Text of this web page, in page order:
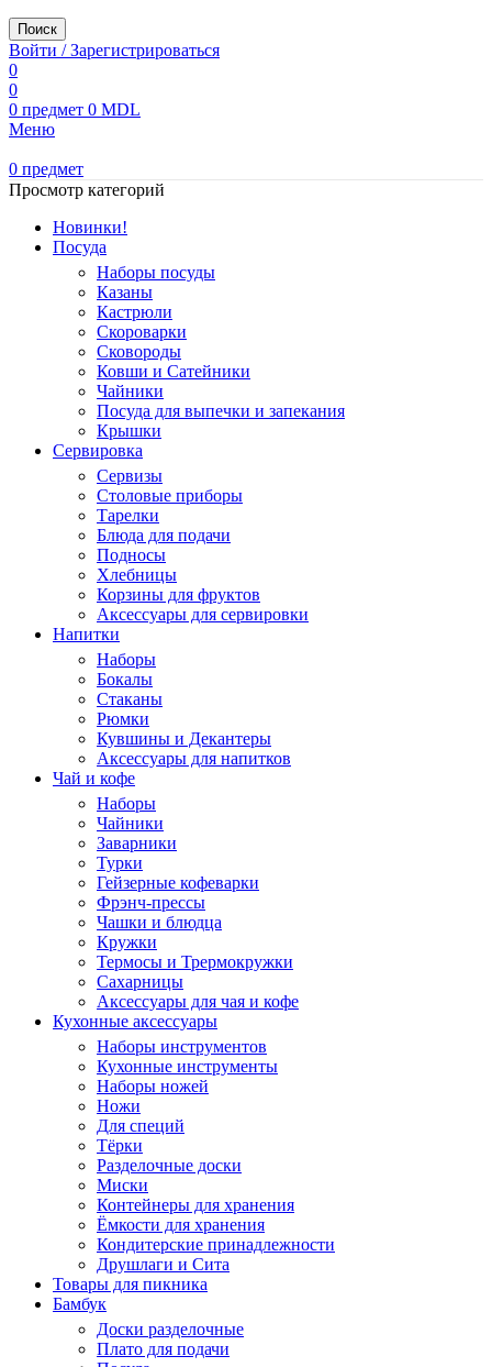
Поиск
Войти / Зарегистрироваться
0
0
0 предмет 0 MDL
Меню
0 предмет
Просмотр категорий
Новинки!
Посуда
Наборы посуды
Казаны
Кастрюли
Скороварки
Сковороды
Ковши и Сатейники
Чайники
Посуда для выпечки и запекания
Крышки
Сервировка
Сервизы
Столовые приборы
Тарелки
Блюда для подачи
Подносы
Хлебницы
Корзины для фруктов
Аксессуары для сервировки
Напитки
Наборы
Бокалы
Стаканы
Рюмки
Кувшины и Декантеры
Аксессуары для напитков
Чай и кофе
Наборы
Чайники
Заварники
Турки
Гейзерные кофеварки
Фрэнч-прессы
Чашки и блюдца
Кружки
Термосы и Трермокружки
Сахарницы
Аксессуары для чая и кофе
Кухонные аксессуары
Наборы инструментов
Кухонные инструменты
Наборы ножей
Ножи
Для специй
Тёрки
Разделочные доски
Миски
Контейнеры для хранения
Ёмкости для хранения
Кондитерские принадлежности
Друшлаги и Сита
Товары для пикника
Бамбук
Доски разделочные
Плато для подачи